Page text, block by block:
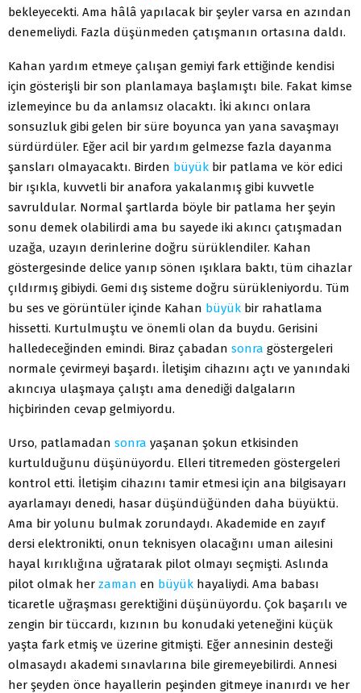
bekleyecekti. Ama hâlâ yapılacak bir şeyler varsa en azından
denemeliydi. Fazla düşünmeden çatışmanın ortasına daldı.
Kahan yardım etmeye çalışan gemiyi fark ettiğinde kendisi
için gösterişli bir son planlamaya başlamıştı bile. Fakat kimse
izlemeyince bu da anlamsız olacaktı. İki akıncı onlara
sonsuzluk gibi gelen bir süre boyunca yan yana savaşmayı
sürdürdüler. Eğer acil bir yardım gelmezse fazla dayanma
şansları olmayacaktı. Birden büyük bir patlama ve kör edici
bir ışıkla, kuvvetli bir anafora yakalanmış gibi kuvvetle
savruldular. Normal şartlarda böyle bir patlama her şeyin
sonu demek olabilirdi ama bu sayede iki akıncı çatışmadan
uzağa, uzayın derinlerine doğru sürüklendiler. Kahan
göstergesinde delice yanıp sönen ışıklara baktı, tüm cihazlar
çıldırmış gibiydi. Gemi dış sisteme doğru sürükleniyordu. Tüm
bu ses ve görüntüler içinde Kahan büyük bir rahatlama
hissetti. Kurtulmuştu ve önemli olan da buydu. Gerisini
halledeceğinden emindi. Biraz çabadan sonra göstergeleri
normale çevirmeyi başardı. İletişim cihazını açtı ve yanındaki
akıncıya ulaşmaya çalıştı ama denediği dalgaların
hiçbirinden cevap gelmiyordu.
Urso, patlamadan sonra yaşanan şokun etkisinden
kurtulduğunu düşünüyordu. Elleri titremeden göstergeleri
kontrol etti. İletişim cihazını tamir etmesi için ana bilgisayarı
ayarlamayı denedi, hasar düşündüğünden daha büyüktü.
Ama bir yolunu bulmak zorundaydı. Akademide en zayıf
dersi elektronikti, onun teknisyen olacağını uman ailesini
hayal kırıklığına uğratarak pilot olmayı seçmişti. Aslında
pilot olmak her zaman en büyük hayaliydi. Ama babası
ticaretle uğraşması gerektiğini düşünüyordu. Çok başarılı ve
zengin bir tüccardı, kızının bu konudaki yeteneğini küçük
yaşta fark etmiş ve üzerine gitmişti. Eğer annesinin desteği
olmasaydı akademi sınavlarına bile giremeyebilirdi. Annesi
her şeyden önce hayallerin peşinden gitmeye inanırdı ve her